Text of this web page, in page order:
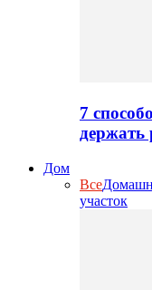
7
держать
Дом
Все
участок